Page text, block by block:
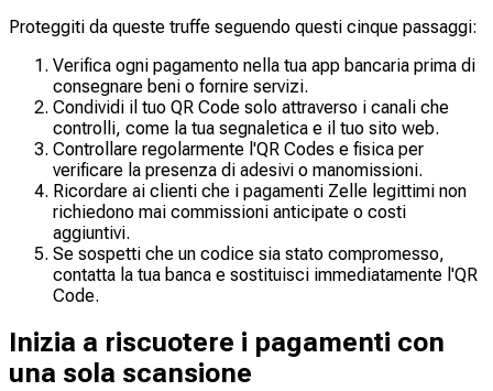
Proteggiti da queste truffe seguendo questi cinque passaggi:
Verifica ogni pagamento nella tua app bancaria prima di
consegnare beni o fornire servizi.
Condividi il tuo QR Code solo attraverso i canali che
controlli, come la tua segnaletica e il tuo sito web.
Controllare regolarmente l'QR Codes e fisica per
verificare la presenza di adesivi o manomissioni.
Ricordare ai clienti che i pagamenti Zelle legittimi non
richiedono mai commissioni anticipate o costi
aggiuntivi.
Se sospetti che un codice sia stato compromesso,
contatta la tua banca e sostituisci immediatamente l'QR
Code.
Inizia a riscuotere i pagamenti con
una sola scansione